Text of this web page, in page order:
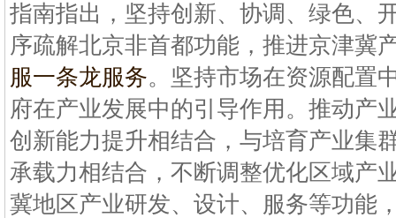
指南指出，坚持创新、协调、绿色、
序疏解北京非首都功能，推进京津冀
服一条龙服务。坚持市场在资源配置
府在产业发展中的引导作用。推动产
创新能力提升相结合，与培育产业集
承载力相结合，不断调整优化区域产
冀地区产业研发、设计、服务等功能